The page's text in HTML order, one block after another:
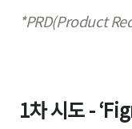
*PRD(Product
1차 시도 -